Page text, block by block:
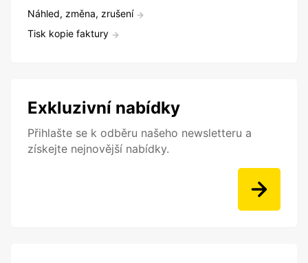
Náhled, změna, zrušení
Tisk kopie faktury
Exkluzivní nabídky
Přihlašte se k odběru našeho newsletteru a
získejte nejnovější nabídky.